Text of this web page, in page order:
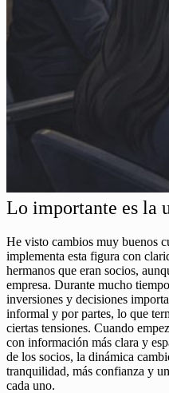
Lo importante es la
He visto cambios muy buenos
implementa esta figura con
hermanos que eran socios,
empresa. Durante mucho
inversiones y decisiones
informal y por partes, lo que
ciertas tensiones. Cuando
con información más clara y
de los socios, la dinámica
tranquilidad, más confianza y
cada uno.